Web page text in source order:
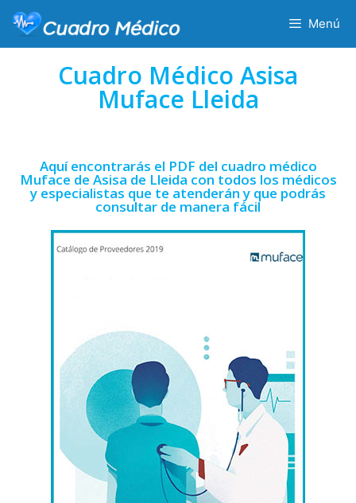
Menú
Cuadro Médico Asisa
Muface Lleida
Aquí encontrarás el PDF del cuadro médico
Muface de Asisa de Lleida con todos los médicos
y especialistas que te atenderán y que podrás
consultar de manera fácil